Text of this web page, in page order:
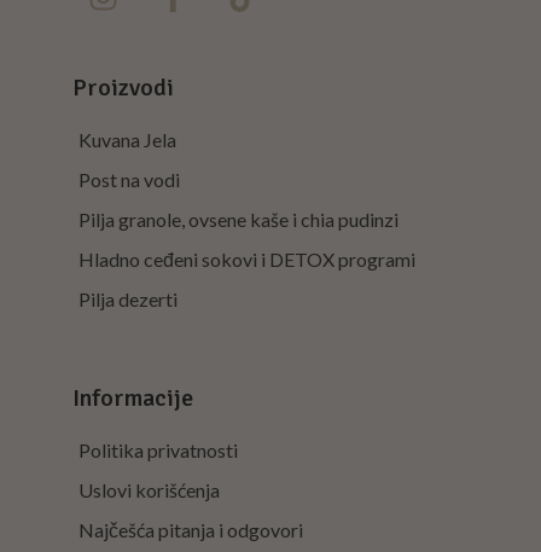
Proizvodi
Kuvana Jela
Post na vodi
Pilja granole, ovsene kaše i chia pudinzi
Hladno ceđeni sokovi i DETOX programi
Pilja dezerti
Informacije
Politika privatnosti
Uslovi korišćenja
Najčešća pitanja i odgovori